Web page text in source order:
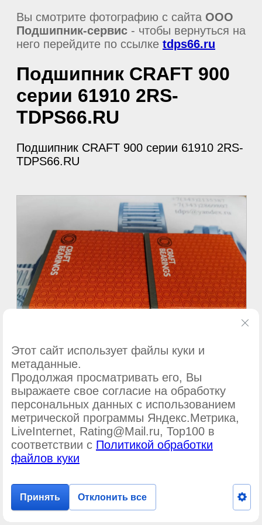
Вы смотрите фотографию с сайта ООО
Подшипник-сервис - чтобы вернуться на
него перейдите по ссылке tdps66.ru
Подшипник CRAFT 900
серии 61910 2RS-
TDPS66.RU
Подшипник CRAFT 900 серии 61910 2RS-
TDPS66.RU
©ООО Подшипник-сервис
Этот сайт использует файлы куки и
метаданные.
Продолжая просматривать его, Вы
выражаете свое согласие на обработку
персональных данных с использованием
метрической программы Яндекс.Метрика,
LiveInternet, Rating@Mail.ru, Top100 в
соответствии с Политикой обработки
файлов куки
Принять Отклонить все